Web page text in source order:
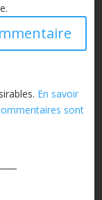
En savoir
sont